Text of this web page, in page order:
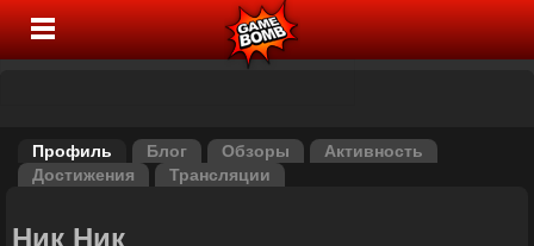
Профиль Блог Обзоры
Активность
Достижения
Трансляции
Ник Ник